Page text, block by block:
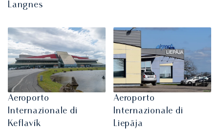
Langnes
Aeroporto
Internazionale di
Keflavík
Aeroporto
Internazionale di
Liepāja